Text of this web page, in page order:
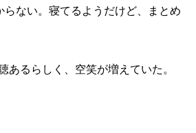
らない。寝てるようだけど、まとめ
あるらしく、空笑が増えていた。